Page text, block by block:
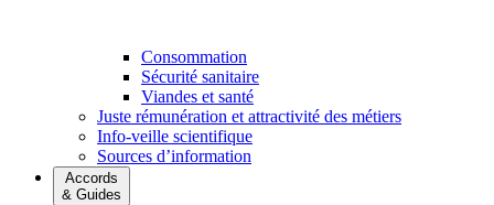
Consommation
Sécurité sanitaire
Viandes et santé
Juste rémunération et attractivité des métiers
Info-veille scientifique
Sources d’information
Accords
& Guides